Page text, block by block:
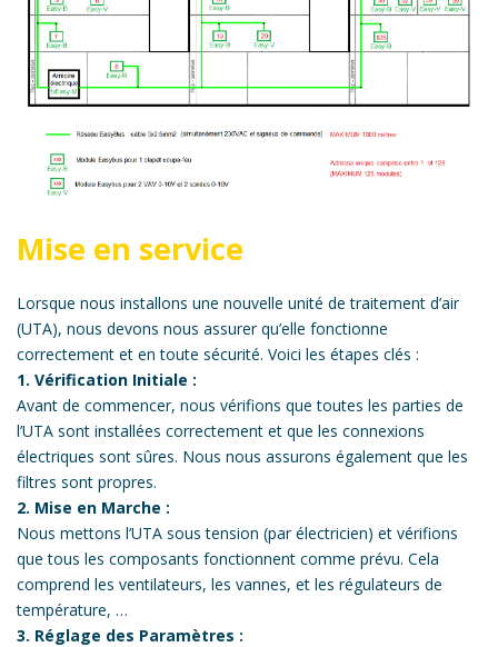
Mise en service
Lorsque nous installons une nouvelle unité de traitement d’air
(UTA), nous devons nous assurer qu’elle fonctionne
correctement et en toute sécurité. Voici les étapes clés :
1. Vérification Initiale :
Avant de commencer, nous vérifions que toutes les parties de
l’UTA sont installées correctement et que les connexions
électriques sont sûres. Nous nous assurons également que les
filtres sont propres.
2. Mise en Marche :
Nous mettons l’UTA sous tension (par électricien) et vérifions
que tous les composants fonctionnent comme prévu. Cela
comprend les ventilateurs, les vannes, et les régulateurs de
température, …
3. Réglage des Paramètres :